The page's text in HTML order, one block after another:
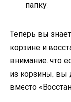
папку.
Теперь вы
корзине и
внимание, что
из корзины, вы
вместо